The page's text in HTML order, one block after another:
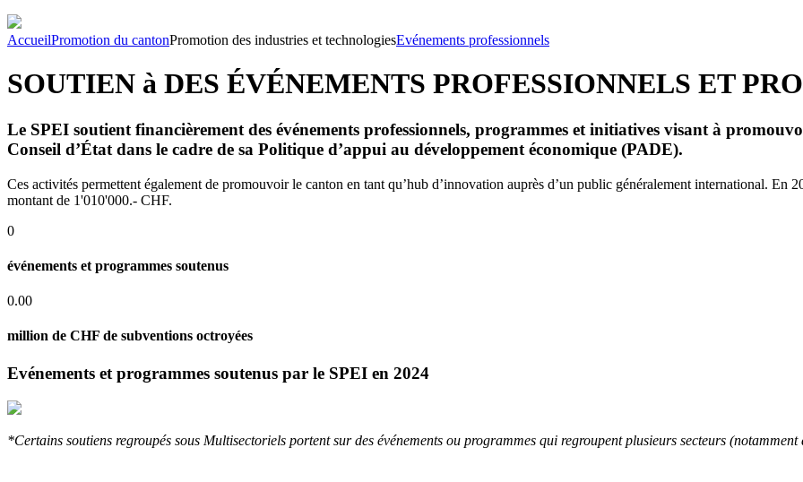
AccueilPromotion du cantonPromotion des industries et technologiesEvénements professionnels
SOUTIEN à DES ÉVÉNEMENTS PROFESSIONNELS ET
Le SPEI soutient financièrement des événements professionnels, programmes et initiatives visant à
Conseil d’État dans le cadre de sa Politique d’appui au développement économique (PADE).
Ces activités permettent également de promouvoir le canton en tant qu’hub d’innovation auprès d’un public généralement international. En
montant de 1'010'000.- CHF.
0
événements et programmes soutenus
0.00
million de CHF de subventions octroyées
Evénements et programmes soutenus par le SPEI en 2024
*Certains soutiens regroupés sous Multisectoriels portent sur des événements ou programmes qui regroupent plusieurs secteurs